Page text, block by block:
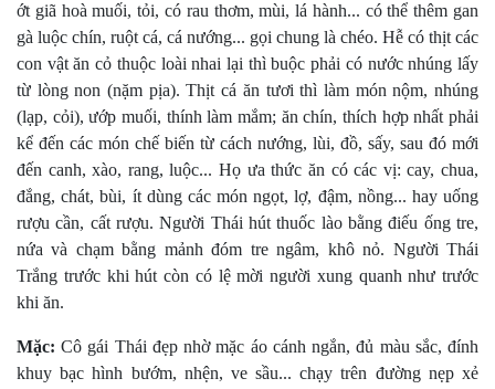
ớt giã hoà muối, tỏi, có rau thơm, mùi, lá hành... có thể thêm gan
gà luộc chín, ruột cá, cá nướng... gọi chung là chéo. Hễ có thịt các
con vật ăn cỏ thuộc loài nhai lại thì buộc phải có nước nhúng lấy
từ lòng non (nặm pịa). Thịt cá ăn tươi thì làm món nộm, nhúng
(lạp, cỏi), ướp muối, thính làm mắm; ăn chín, thích hợp nhất phải
kể đến các món chế biến từ cách nướng, lùi, đồ, sấy, sau đó mới
đến canh, xào, rang, luộc... Họ ưa thức ăn có các vị: cay, chua,
đắng, chát, bùi, ít dùng các món ngọt, lợ, đậm, nồng... hay uống
rượu cần, cất rượu. Người Thái hút thuốc lào bằng điếu ống tre,
nứa và chạm bằng mảnh đóm tre ngâm, khô nỏ. Người Thái
Trắng trước khi hút còn có lệ mời người xung quanh như trước
khi ăn.
Mặc: Cô gái Thái đẹp nhờ mặc áo cánh ngắn, đủ màu sắc, đính
khuy bạc hình bướm, nhện, ve sầu... chạy trên đường nẹp xẻ